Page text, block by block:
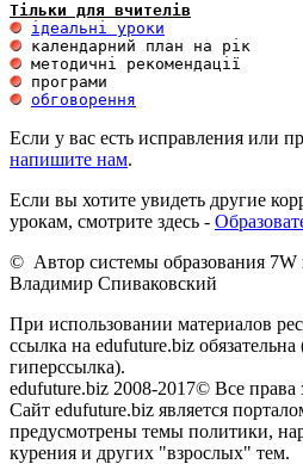
Тільки для вчителів
ідеальні уроки
обговорення
Если у вас есть исправления или
напишите нам.
Если вы хотите увидеть другие
урокам, смотрите здесь -
© Автор системы образования 7W
Владимир Спиваковский
При использовании материалов
ссылка на edufuture.biz
гиперссылка).
edufuture.biz 2008-2017© Все
Сайт edufuture.biz является
предусмотрены темы политики,
курения и других "взрослых" тем.